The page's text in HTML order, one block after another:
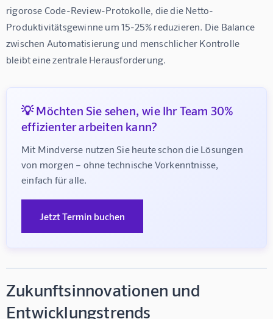
rigorose Code-Review-Protokolle, die die Netto-
Produktivitätsgewinne um 15-25% reduzieren. Die Balance
zwischen Automatisierung und menschlicher Kontrolle
bleibt eine zentrale Herausforderung.
💡 Möchten Sie sehen, wie Ihr Team 30%
effizienter arbeiten kann?
Mit Mindverse nutzen Sie heute schon die Lösungen
von morgen – ohne technische Vorkenntnisse,
einfach für alle.
Jetzt Termin buchen
Zukunftsinnovationen und
Entwicklungstrends